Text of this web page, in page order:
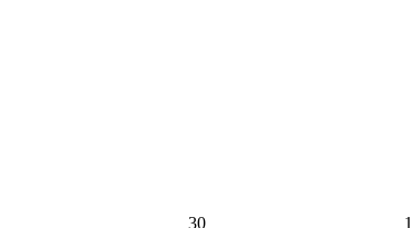
30 1